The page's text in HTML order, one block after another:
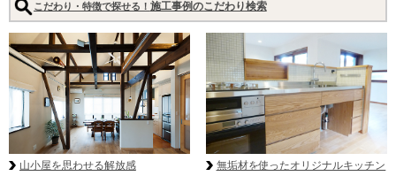
こだわり・特徴で探せる！ 施工事例のこだわり検索
山小屋を思わせる解放感 無垢材を使ったオリジナルキッチン